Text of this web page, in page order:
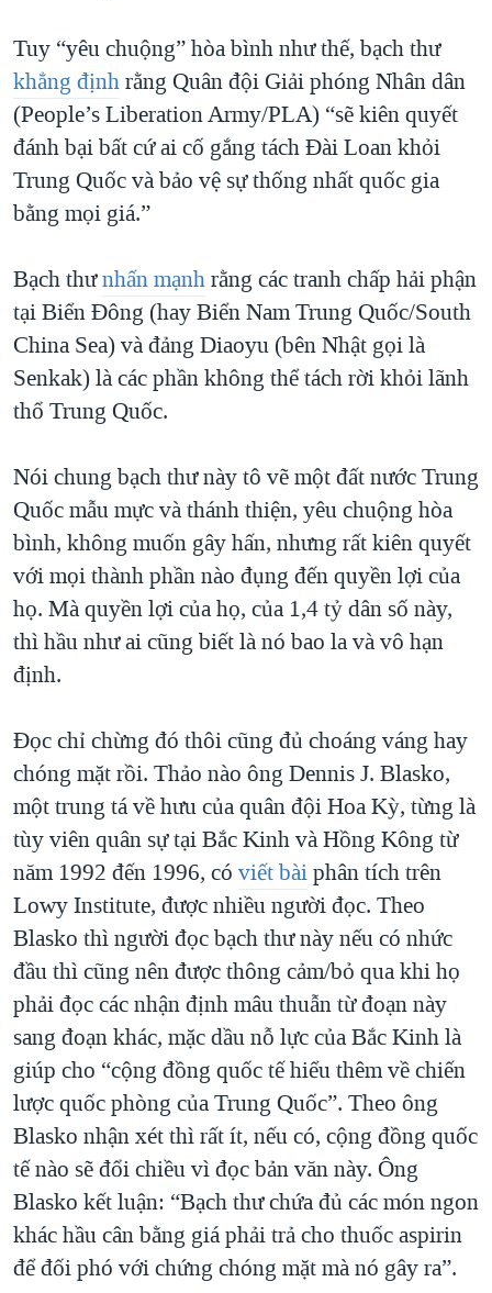
Tuy “yêu chuộng” hòa bình như thế, bạch thư
khẳng địnhrằng Quân đội Giải phóng Nhân dân
(People’s Liberation Army/PLA) “sẽ kiên quyết
đánh bại bất cứ ai cố gắng tách Đài Loan khỏi
Trung Quốc và bảo vệ sự thống nhất quốc gia
bằng mọi giá.”
Bạch thưnhấn mạnhrằng các tranh chấp hải phận
tại Biển Đông (hay Biển Nam Trung Quốc/South
China Sea) và đảng Diaoyu (bên Nhật gọi là
Senkak) là các phần không thể tách rời khỏi lãnh
thổ Trung Quốc.
Nói chung bạch thư này tô vẽ một đất nước Trung
Quốc mẫu mực và thánh thiện, yêu chuộng hòa
bình, không muốn gây hấn, nhưng rất kiên quyết
với mọi thành phần nào đụng đến quyền lợi của
họ. Mà quyền lợi của họ, của 1,4 tỷ dân số này,
thì hầu như ai cũng biết là nó bao la và vô hạn
định.
Đọc chỉ chừng đó thôi cũng đủ choáng váng hay
chóng mặt rồi. Thảo nào ông Dennis J. Blasko,
một trung tá về hưu của quân đội Hoa Kỳ, từng là
tùy viên quân sự tại Bắc Kinh và Hồng Kông từ
năm 1992 đến 1996, có viết bàiphân tích trên
Lowy Institute, được nhiều người đọc. Theo
Blasko thì người đọc bạch thư này nếu có nhức
đầu thì cũng nên được thông cảm/bỏ qua khi họ
phải đọc các nhận định mâu thuẫn từ đoạn này
sang đoạn khác, mặc dầu nỗ lực của Bắc Kinh là
giúp cho “cộng đồng quốc tế hiểu thêm về chiến
lược quốc phòng của Trung Quốc”. Theo ông
Blasko nhận xét thì rất ít, nếu có, cộng đồng quốc
tế nào sẽ đổi chiều vì đọc bản văn này. Ông
Blasko kết luận: “Bạch thư chứa đủ các món ngon
khác hầu cân bằng giá phải trả cho thuốc aspirin
để đối phó với chứng chóng mặt mà nó gây ra”.